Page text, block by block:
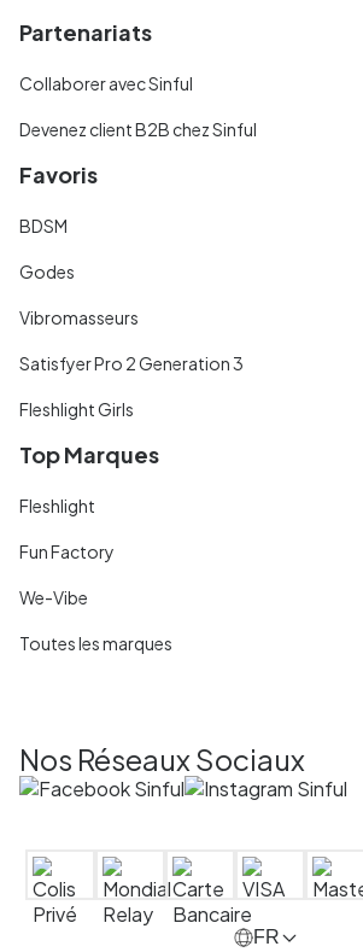
Partenariats
Collaborer avec Sinful
Devenez client B2B chez Sinful
Favoris
BDSM
Godes
Vibromasseurs
Satisfyer Pro 2 Generation 3
Fleshlight Girls
Top Marques
Fleshlight
Fun Factory
We-Vibe
Toutes les marques
Nos Réseaux Sociaux
FR